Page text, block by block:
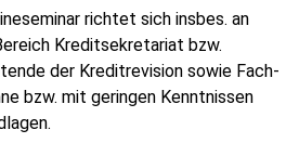
richtet sich insbes. an
Kreditsekretariat bzw.
der Kreditrevision sowie Fach-
bzw. mit geringen Kenntnissen